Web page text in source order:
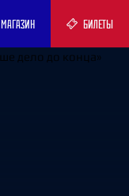
МАГАЗИН БИЛЕТЫ